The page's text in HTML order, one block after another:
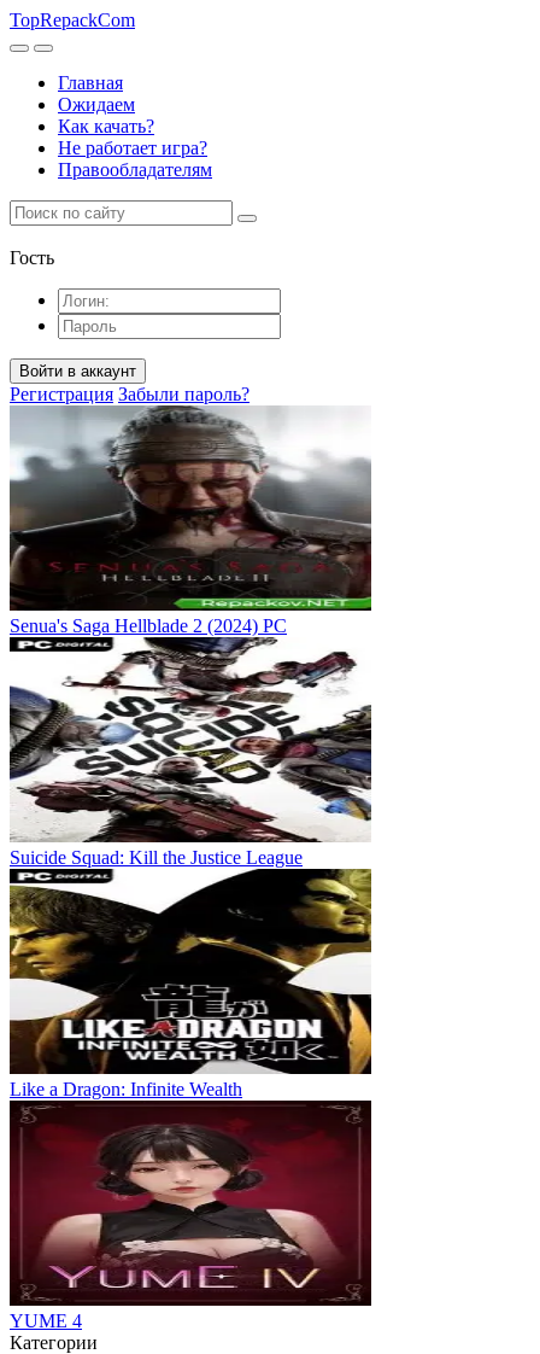
TopRepackCom
Главная
Ожидаем
Как качать?
Не работает игра?
Правообладателям
Гость
Войти в аккаунт
Регистрация Забыли пароль?
Senua's Saga Hellblade 2 (2024) PC
Suicide Squad: Kill the Justice League
Like a Dragon: Infinite Wealth
YUME 4
Категории